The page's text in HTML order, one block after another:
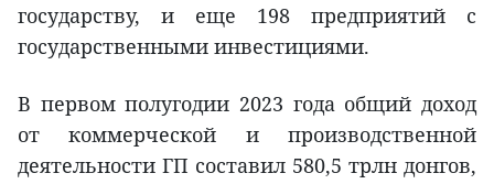
государству, и еще 198 предприятий с
государственными инвестициями.
В первом полугодии 2023 года общий доход
от коммерческой и производственной
деятельности ГП составил 580,5 трлн донгов,